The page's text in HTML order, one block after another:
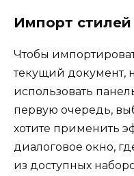
Импорт стилей
Чтобы
текущий документ,
использовать
первую очередь,
хотите применить
диалоговое окно,
из доступных